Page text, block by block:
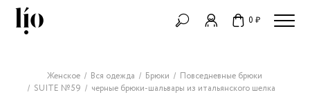
0 ₽
Женское Вся одежда Брюки
Повседневные брюки
SUITE №59
черные брюки-шальвары из итальянского шелка